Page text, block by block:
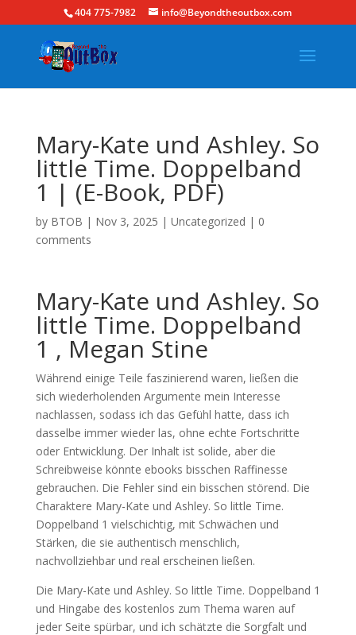
404 775-7982 info@Beyondtheoutbox.com
Mary-Kate und Ashley. So
little Time. Doppelband
1 | (E-Book, PDF)
by BTOB | Nov 3, 2025 | Uncategorized | 0
comments
Mary-Kate und Ashley. So
little Time. Doppelband
1 , Megan Stine
Während einige Teile faszinierend waren, ließen die
sich wiederholenden Argumente mein Interesse
nachlassen, sodass ich das Gefühl hatte, dass ich
dasselbe immer wieder las, ohne echte Fortschritte
oder Entwicklung. Der Inhalt ist solide, aber die
Schreibweise könnte ebooks bisschen Raffinesse
gebrauchen. Die Fehler sind ein bisschen störend. Die
Charaktere Mary-Kate und Ashley. So little Time.
Doppelband 1 vielschichtig, mit Schwächen und
Stärken, die sie authentisch menschlich,
nachvollziehbar und real erscheinen ließen.
Die Mary-Kate und Ashley. So little Time. Doppelband 1
und Hingabe des kostenlos zum Thema waren auf
jeder Seite spürbar, und ich schätzte die Sorgfalt und